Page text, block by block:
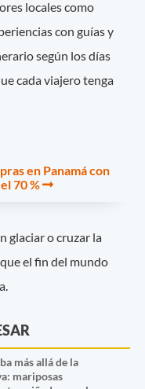
locales como
con guías y
según los días
cada viajero tenga
en Panamá con
70 %
glaciar o cruzar la
el fin del mundo
más allá de la
mariposas